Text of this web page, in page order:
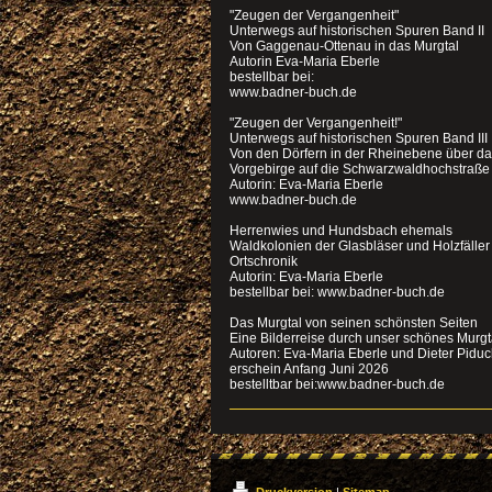
"Zeugen der Vergangenheit"
Unterwegs auf historischen Spuren Band II
Von Gaggenau-Ottenau in das Murgtal
Autorin Eva-Maria Eberle
bestellbar bei:
www.badner-buch.de
"Zeugen der Vergangenheit!"
Unterwegs auf historischen Spuren Band III
Von den Dörfern in der Rheinebene über
Vorgebirge auf die Schwarzwaldhochstraße
Autorin: Eva-Maria Eberle
www.badner-buch.de
Herrenwies und Hundsbach ehemals
Waldkolonien der Glasbläser und Holzfäller
Ortschronik
Autorin: Eva-Maria Eberle
bestellbar bei: www.badner-buch.de
Das Murgtal von seinen schönsten Seiten
Eine Bilderreise durch unser schönes
Autoren: Eva-Maria Eberle und Dieter
erschein Anfang Juni 2026
bestelltbar bei:www.badner-buch.de